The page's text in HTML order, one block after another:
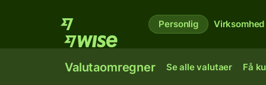
Personlig Virksomhed
Valutaomregner Se alle valutaer Få